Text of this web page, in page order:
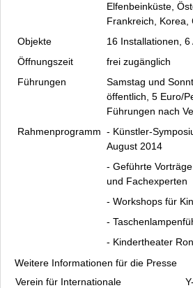
Internationaler Waldkunstpfad (Archiv)
Datenschutz
Kontakt
Elfenbeinküste,
Frankreich, Korea,
Objekte
16 Installationen, 6
Öffnungszeit
frei zugänglich
Führungen
Samstag und
öffentlich, 5 Euro/
Führungen nach
Rahmenprogramm - Künstler-
August 2014
- Geführte Vorträge
und Fachexperten
- Workshops für
-
- Kindertheater
Weitere Informationen für die Presse
Verein für Internationale